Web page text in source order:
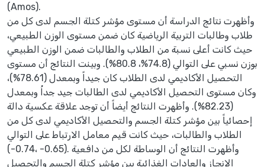
(Amos).
وأظهرت نتائج الدراسة أن مستوى مؤشر كتلة الجسم لدى كل من
طلاب وطالبات التربية الرياضية كان ضمن مستوى الوزن الطبيعي،
حيث كانت أعلى نسبة من الطلاب والطالبات ضمن الوزن الطبيعي
بوزن نسبي على التوالي (74.8%، 80.8%). وبينت النتائج أن مستوى
التحصيل الأكاديمي لدى الطلاب كان جيداً وبمعدل (78.61%)،
وكان مستوى التحصيل الأكاديمي لدى الطالبات جيد جداُ وبمعدل
(82.23%). وأظهرت النتائج أيضاً أن توجد علاقة عكسية دالة
إحصائياً بين مؤشر كتلة الجسم والتحصيل الأكاديمي لدى كل من
الطلاب والطالبات، حيث كانت قيم معامل الارتباط على التوالي
(-0.74، -0.65). وأظهرت النتائج أن الوساطة لكل من دافعية
الإنجاز والعادات الغذائية بين مؤشر كتلة الجسم والتحصيل